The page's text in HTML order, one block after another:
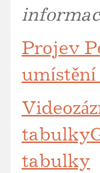
Projev
tabulky
tabulky